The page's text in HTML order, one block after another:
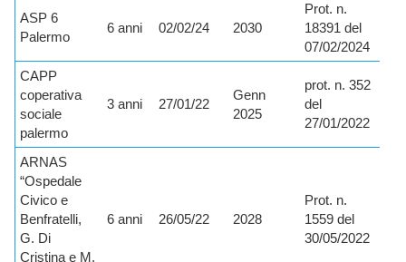
ASP 6
Palermo
6 anni 02/02/24 2030
Prot. n.
18391 del
07/02/2024
CAPP
coperativa
sociale
palermo
3 anni 27/01/22
Genn
2025
prot. n. 352
del
27/01/2022
ARNAS
“Ospedale
Civico e
Benfratelli,
G. Di
Cristina e M.
6 anni 26/05/22 2028
Prot. n.
1559 del
30/05/2022